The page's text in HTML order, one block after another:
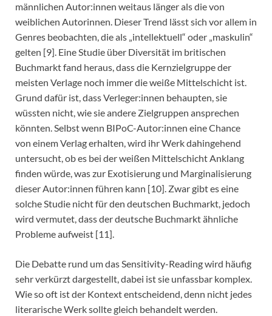
männlichen Autor:innen weitaus länger als die von
weiblichen Autorinnen. Dieser Trend lässt sich vor allem in
Genres beobachten, die als „intellektuell“ oder „maskulin“
gelten [9]. Eine Studie über Diversität im britischen
Buchmarkt fand heraus, dass die Kernzielgruppe der
meisten Verlage noch immer die weiße Mittelschicht ist.
Grund dafür ist, dass Verleger:innen behaupten, sie
wüssten nicht, wie sie andere Zielgruppen ansprechen
könnten. Selbst wenn BIPoC-Autor:innen eine Chance
von einem Verlag erhalten, wird ihr Werk dahingehend
untersucht, ob es bei der weißen Mittelschicht Anklang
finden würde, was zur Exotisierung und Marginalisierung
dieser Autor:innen führen kann [10]. Zwar gibt es eine
solche Studie nicht für den deutschen Buchmarkt, jedoch
wird vermutet, dass der deutsche Buchmarkt ähnliche
Probleme aufweist [11].
Die Debatte rund um das Sensitivity-Reading wird häufig
sehr verkürzt dargestellt, dabei ist sie unfassbar komplex.
Wie so oft ist der Kontext entscheidend, denn nicht jedes
literarische Werk sollte gleich behandelt werden.